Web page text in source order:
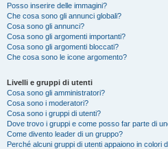
Posso inserire delle immagini?
Che cosa sono gli annunci globali?
Cosa sono gli annunci?
Cosa sono gli argomenti importanti?
Cosa sono gli argomenti bloccati?
Che cosa sono le icone argomento?
Livelli e gruppi di utenti
Cosa sono gli amministratori?
Cosa sono i moderatori?
Cosa sono i gruppi di utenti?
Dove trovo i gruppi e come posso far parte di
Come divento leader di un gruppo?
Perché alcuni gruppi di utenti appaiono in colori